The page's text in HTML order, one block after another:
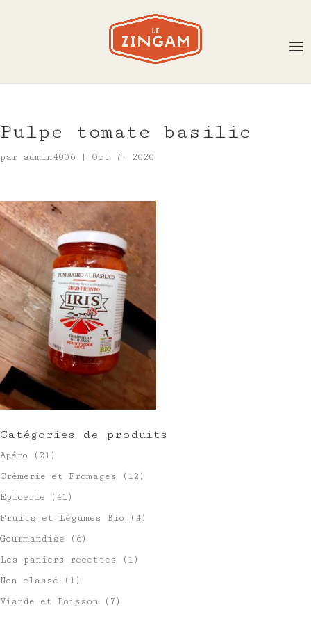
Pulpe tomate basilic
par admin4006 | Oct 7, 2020
Catégories de produits
Apéro
(21)
Crèmerie et Fromages
(12)
Épicerie
(41)
Fruits et Légumes Bio
(4)
Gourmandise
(6)
Les paniers recettes
(1)
Non classé
(1)
Viande et Poisson
(7)